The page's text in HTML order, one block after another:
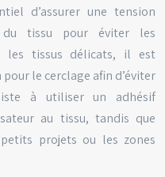
d’assurer une tension
tissu pour éviter les
les tissus délicats, il est
le cerclage afin d’éviter
à utiliser un adhésif
au tissu, tandis que
projets ou les zones